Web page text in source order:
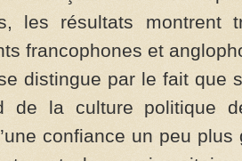
les résultats
francophones et
distingue par le fait que
de la culture politique
confiance un peu